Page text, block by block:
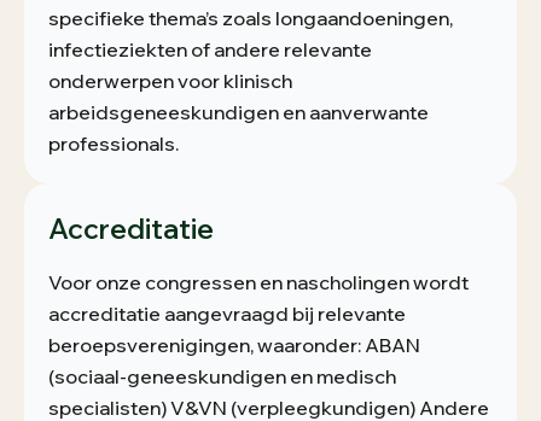
specifieke thema’s zoals longaandoeningen,
infectieziekten of andere relevante
onderwerpen voor klinisch
arbeidsgeneeskundigen en aanverwante
professionals.
Accreditatie
Voor onze congressen en nascholingen wordt
accreditatie aangevraagd bij relevante
beroepsverenigingen, waaronder: ABAN
(sociaal-geneeskundigen en medisch
specialisten) V&VN (verpleegkundigen) Andere